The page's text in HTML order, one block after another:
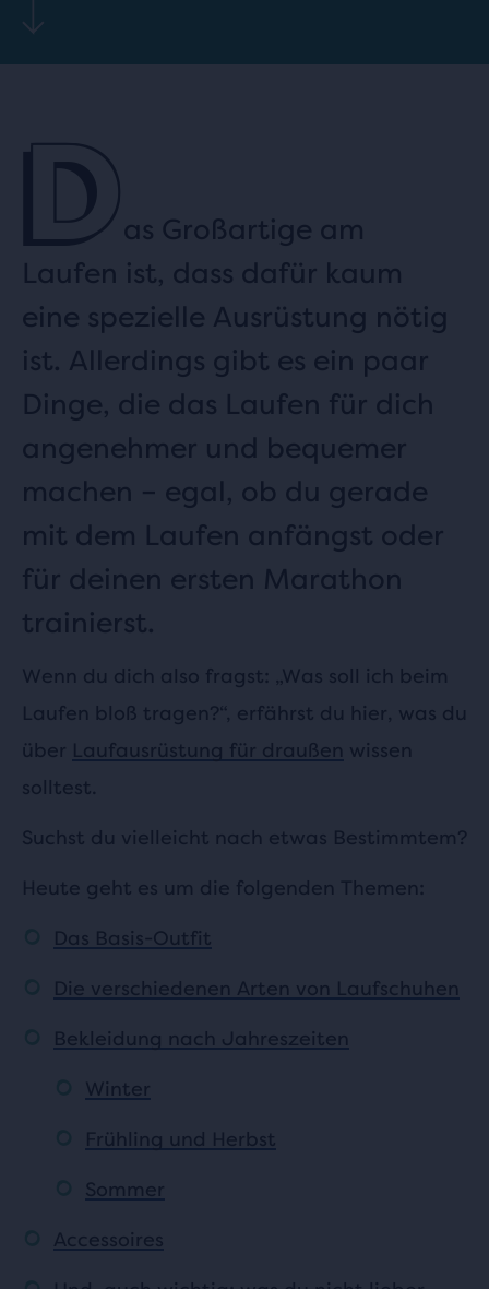
Das Großartige am
Laufen ist, dass dafür kaum
eine spezielle Ausrüstung nötig
ist. Allerdings gibt es ein paar
Dinge, die das Laufen für dich
angenehmer und bequemer
machen – egal, ob du gerade
mit dem Laufen anfängst oder
für deinen ersten Marathon
trainierst.
Wenn du dich also fragst: „Was soll ich beim
Laufen bloß tragen?“, erfährst du hier, was du
über Laufausrüstung für draußen wissen
solltest.
Suchst du vielleicht nach etwas Bestimmtem?
Heute geht es um die folgenden Themen:
Das Basis-Outfit
Die verschiedenen Arten von Laufschuhen
Bekleidung nach Jahreszeiten
Winter
Frühling und Herbst
Sommer
Accessoires